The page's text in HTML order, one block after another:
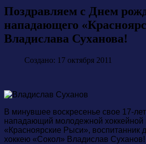
Поздравляем с Днем
нападающего
Владислава Суханова!
Создано: 17 октября 2011
В минувшее воскресенье свое 17-
нападающий молодежной хоккейной
«Красноярские Рыси», воспитанник
хоккею «Сокол» Владислав Суханов!